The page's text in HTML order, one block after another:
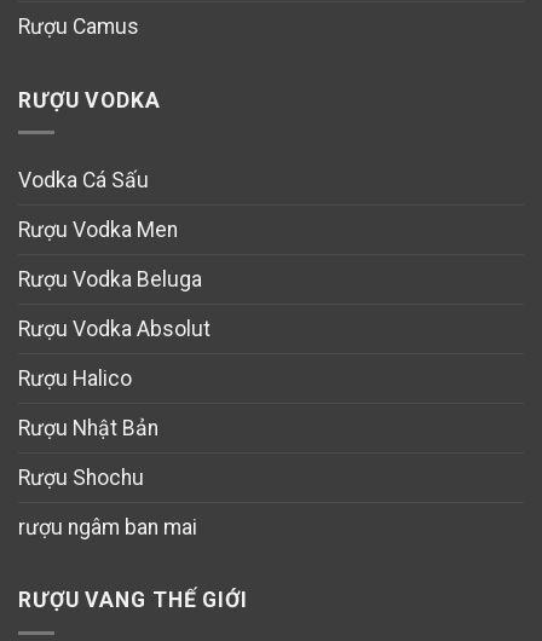
Rượu Camus
RƯỢU VODKA
Vodka Cá Sấu
Rượu Vodka Men
Rượu Vodka Beluga
Rượu Vodka Absolut
Rượu Halico
Rượu Nhật Bản
Rượu Shochu
rượu ngâm ban mai
RƯỢU VANG THẾ GIỚI